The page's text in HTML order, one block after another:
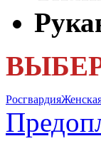
Росгвардия